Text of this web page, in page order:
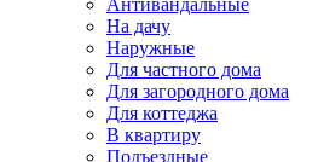
Антивандальные
На дачу
Наружные
Для частного дома
Для загородного дома
Для коттеджа
В квартиру
Подъездные